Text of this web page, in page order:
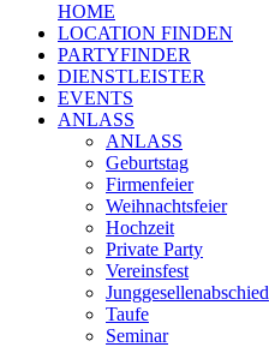
HOME
LOCATION FINDEN
PARTYFINDER
DIENSTLEISTER
EVENTS
ANLASS
ANLASS
Geburtstag
Firmenfeier
Weihnachtsfeier
Hochzeit
Private Party
Vereinsfest
Junggesellenabschied
Taufe
Seminar